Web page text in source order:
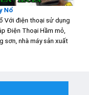
Nổ
Với điện thoại sử dụng
Điện Thoại Hầm mỏ,
sơn, nhà máy sản xuất